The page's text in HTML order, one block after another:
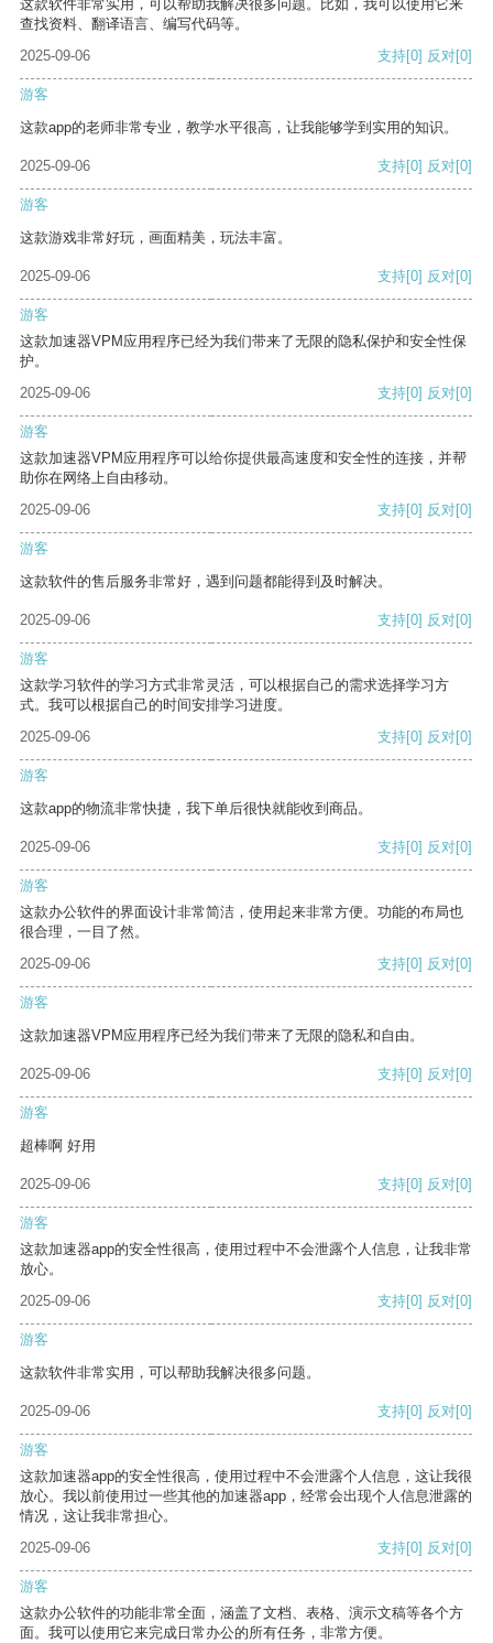
这款软件非常实用，可以帮助我解决很多问题。比如，我可以使用它来
查找资料、翻译语言、编写代码等。
2025-09-06
支持[0] 反对[0]
游客
这款app的老师非常专业，教学水平很高，让我能够学到实用的知识。
2025-09-06 支持[0] 反对[0]
游客
这款游戏非常好玩，画面精美，玩法丰富。
2025-09-06 支持[0] 反对[0]
游客
这款加速器VPM应用程序已经为我们带来了无限的隐私保护和安全性保
护。
2025-09-06
支持[0] 反对[0]
游客
这款加速器VPM应用程序可以给你提供最高速度和安全性的连接，并帮
助你在网络上自由移动。
2025-09-06
支持[0] 反对[0]
游客
这款软件的售后服务非常好，遇到问题都能得到及时解决。
2025-09-06 支持[0] 反对[0]
游客
这款学习软件的学习方式非常灵活，可以根据自己的需求选择学习方
式。我可以根据自己的时间安排学习进度。
2025-09-06
支持[0] 反对[0]
游客
这款app的物流非常快捷，我下单后很快就能收到商品。
2025-09-06 支持[0] 反对[0]
游客
这款办公软件的界面设计非常简洁，使用起来非常方便。功能的布局也
很合理，一目了然。
2025-09-06
支持[0] 反对[0]
游客
这款加速器VPM应用程序已经为我们带来了无限的隐私和自由。
2025-09-06 支持[0] 反对[0]
游客
超棒啊 好用
2025-09-06 支持[0] 反对[0]
游客
这款加速器app的安全性很高，使用过程中不会泄露个人信息，让我非常
放心。
2025-09-06
支持[0] 反对[0]
游客
这款软件非常实用，可以帮助我解决很多问题。
2025-09-06 支持[0] 反对[0]
游客
这款加速器app的安全性很高，使用过程中不会泄露个人信息，这让我很
放心。我以前使用过一些其他的加速器app，经常会出现个人信息泄露的
情况，这让我非常担心。
2025-09-06
支持[0] 反对[0]
游客
这款办公软件的功能非常全面，涵盖了文档、表格、演示文稿等各个方
面。我可以使用它来完成日常办公的所有任务，非常方便。